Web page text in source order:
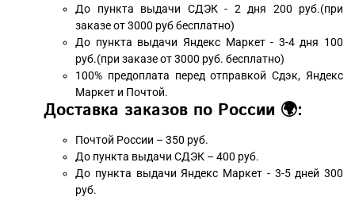
До пункта выдачи СДЭК - 2 дня 200 руб.(при
заказе от 3000 руб бесплатно)
До пункта выдачи Яндекс Маркет - 3-4 дня 100
руб.(при заказе от 3000 руб. бесплатно)
100% предоплата перед отправкой Сдэк, Яндекс
Маркет и Почтой.
Доставка заказов по России 🌍:
Почтой России – 350 руб.
До пункта выдачи СДЭК – 400 руб.
До пункта выдачи Яндекс Маркет - 3-5 дней 300
руб.